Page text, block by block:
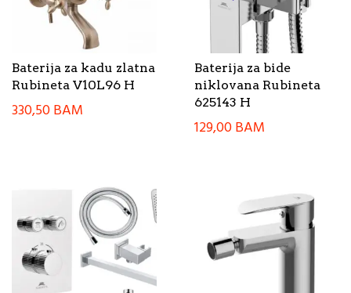
Baterija za kadu zlatna
Rubineta V10L96 H
330,50BAM
Baterija za bide
niklovana Rubineta
625143 H
129,00BAM